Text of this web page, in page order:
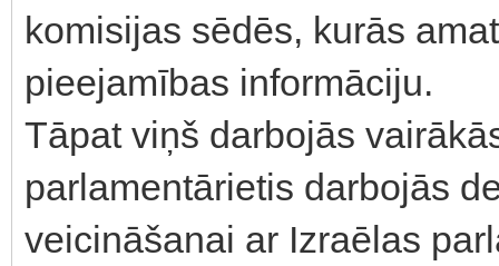
komisijas sēdēs, kurās
pieejamības informāciju.
Tāpat viņš darbojās
parlamentārietis darbojās
veicināšanai ar Izraēlas